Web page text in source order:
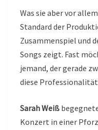
Was sie aber vor
Standard der
Zusammenspiel und
Songs zeigt. Fast
jemand, der gerade
diese
Sarah Weiß
Konzert in einer